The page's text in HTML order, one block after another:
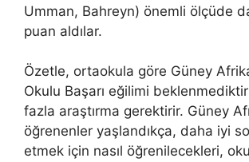
Umman, Bahreyn) önemli ölçüde
puan aldılar.
Özetle, ortaokula göre Güney
Okulu Başarı eğilimi
fazla araştırma gerektirir. Güney
öğrenenler yaşlandıkça, daha iyi
etmek için nasıl öğrenilecekleri,